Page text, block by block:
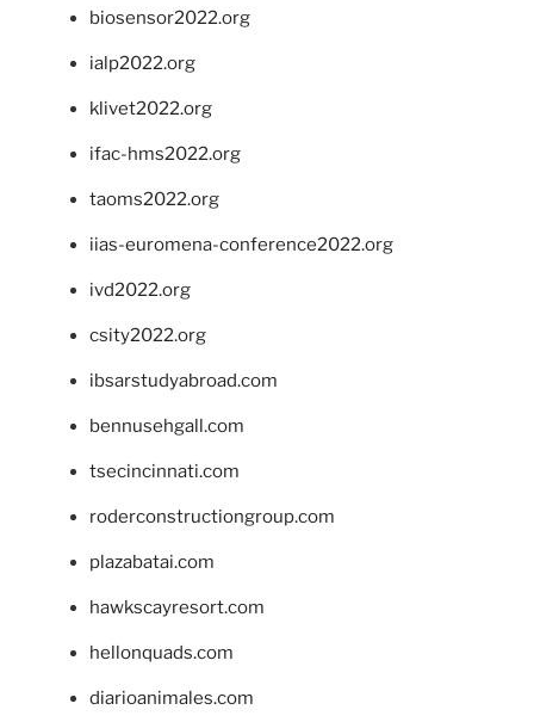
biosensor2022.org
ialp2022.org
klivet2022.org
ifac-hms2022.org
taoms2022.org
iias-euromena-conference2022.org
ivd2022.org
csity2022.org
ibsarstudyabroad.com
bennusehgall.com
tsecincinnati.com
roderconstructiongroup.com
plazabatai.com
hawkscayresort.com
hellonquads.com
diarioanimales.com